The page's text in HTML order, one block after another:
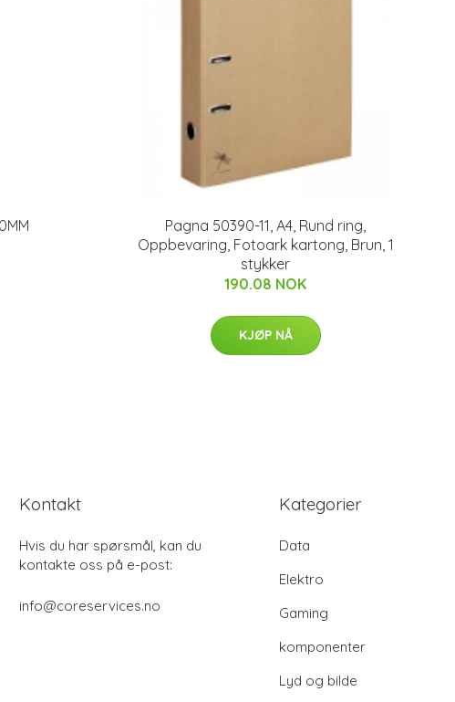
Pagna 50390-11, A4, Rund ring,
Oppbevaring, Fotoark kartong, Brun, 1
stykker
190.08 NOK
KJØP NÅ
Kontakt
Hvis du har spørsmål, kan du
kontakte oss på e-post:
info@coreservices.no
Kategorier
Data
Elektro
Gaming
komponenter
Lyd og bilde